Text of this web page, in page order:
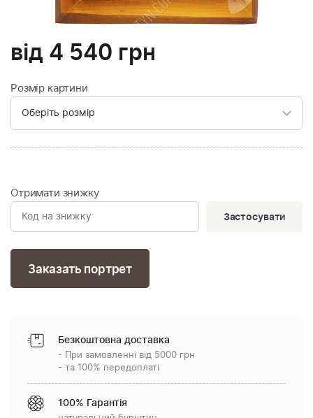
від 4 540 грн
Розмір картини
Отримати знижку
Застосувати
Заказать портрет
Безкоштовна доставка
- При замовленні від 5000 грн
- та 100% передоплаті
100% Гарантія